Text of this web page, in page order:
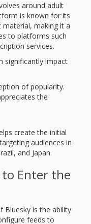
around adult
is known for its
material, making it a
to platforms such
services.
significantly impact
of popularity.
the
create the initial
audiences in
and Japan.
to Enter the
is the ability
feeds to